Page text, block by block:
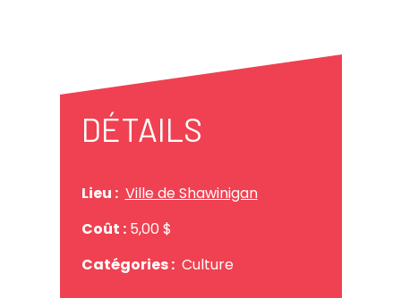
DÉTAILS
Lieu : Ville de Shawinigan
Coût : 5,00 $
Catégories : Culture